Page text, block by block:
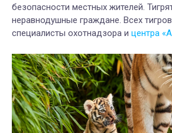
безопасности местных жителей.
неравнодушные граждане. Всех
специалисты охотнадзора и центра